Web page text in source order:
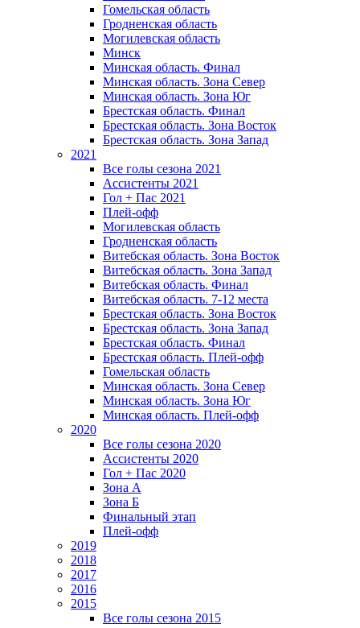
Гомельская область
Гродненская область
Могилевская область
Минск
Mинская область. Финал
Минская область. Зона Север
Минская область. Зона Юг
Брестская область. Финал
Брестская область. Зона Восток
Брестская область. Зона Запад
2021
Все голы сезона 2021
Ассистенты 2021
Гол + Пас 2021
Плей-офф
Могилевская область
Гродненская область
Витебская область. Зона Восток
Витебская область. Зона Запад
Витебская область. Финал
Витебская область. 7-12 места
Брестская область. Зона Восток
Брестская область. Зона Запад
Брестская область. Финал
Брестская область. Плей-офф
Гомельская область
Минская область. Зона Север
Минская область. Зона Юг
Минская область. Плей-офф
2020
Все голы сезона 2020
Ассистенты 2020
Гол + Пас 2020
Зона А
Зона Б
Финальный этап
Плей-офф
2019
2018
2017
2016
2015
Все голы сезона 2015